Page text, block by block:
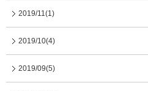
2019/11(1)
2019/10(4)
2019/09(5)